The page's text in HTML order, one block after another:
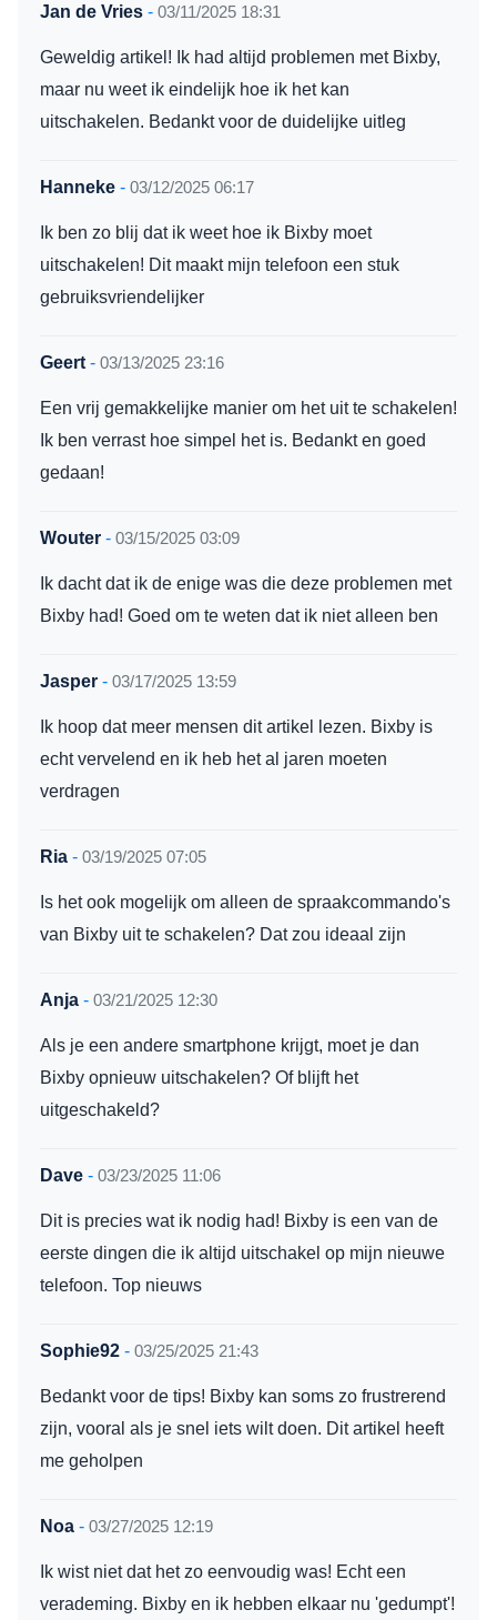
Jan de Vries - 03/11/2025 18:31
Geweldig artikel! Ik had altijd problemen met Bixby,
maar nu weet ik eindelijk hoe ik het kan
uitschakelen. Bedankt voor de duidelijke uitleg
Hanneke - 03/12/2025 06:17
Ik ben zo blij dat ik weet hoe ik Bixby moet
uitschakelen! Dit maakt mijn telefoon een stuk
gebruiksvriendelijker
Geert - 03/13/2025 23:16
Een vrij gemakkelijke manier om het uit te schakelen!
Ik ben verrast hoe simpel het is. Bedankt en goed
gedaan!
Wouter - 03/15/2025 03:09
Ik dacht dat ik de enige was die deze problemen met
Bixby had! Goed om te weten dat ik niet alleen ben
Jasper - 03/17/2025 13:59
Ik hoop dat meer mensen dit artikel lezen. Bixby is
echt vervelend en ik heb het al jaren moeten
verdragen
Ria - 03/19/2025 07:05
Is het ook mogelijk om alleen de spraakcommando's
van Bixby uit te schakelen? Dat zou ideaal zijn
Anja - 03/21/2025 12:30
Als je een andere smartphone krijgt, moet je dan
Bixby opnieuw uitschakelen? Of blijft het
uitgeschakeld?
Dave - 03/23/2025 11:06
Dit is precies wat ik nodig had! Bixby is een van de
eerste dingen die ik altijd uitschakel op mijn nieuwe
telefoon. Top nieuws
Sophie92 - 03/25/2025 21:43
Bedankt voor de tips! Bixby kan soms zo frustrerend
zijn, vooral als je snel iets wilt doen. Dit artikel heeft
me geholpen
Noa - 03/27/2025 12:19
Ik wist niet dat het zo eenvoudig was! Echt een
verademing. Bixby en ik hebben elkaar nu 'gedumpt'!